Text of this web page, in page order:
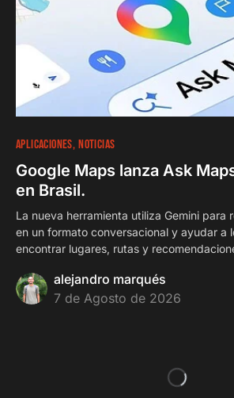
APLICACIONES NOTICIAS
Google Maps lanza Ask
en Brasil.
La nueva herramienta utiliza Gemini para
en un formato conversacional y ayudar a
encontrar lugares, rutas y
alejandro marqués
7 de Agosto de 2026